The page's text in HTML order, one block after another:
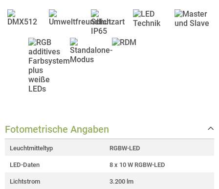
Fotometrische Angaben
Leuchtmitteltyp RGBW-LED
LED-Daten 8 x 10 W RGBW-LED
Lichtstrom 3.200 lm